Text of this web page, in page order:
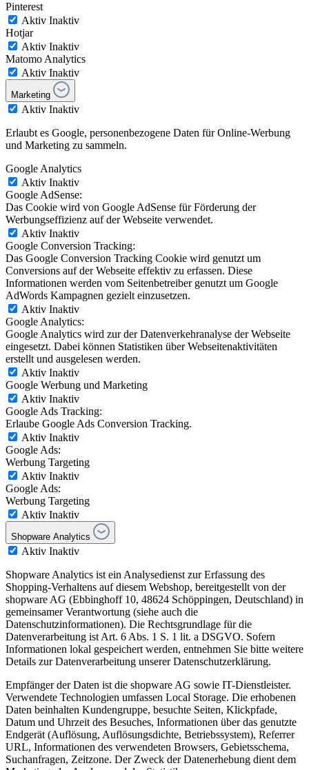
Pinterest
Aktiv Inaktiv
Hotjar
Aktiv Inaktiv
Matomo Analytics
Aktiv Inaktiv
Marketing
Aktiv Inaktiv
Erlaubt es Google, personenbezogene Daten für Online-Werbung
und Marketing zu sammeln.
Google Analytics
Aktiv Inaktiv
Google AdSense:
Das Cookie wird von Google AdSense für Förderung der
Werbungseffizienz auf der Webseite verwendet.
Aktiv Inaktiv
Google Conversion Tracking:
Das Google Conversion Tracking Cookie wird genutzt um
Conversions auf der Webseite effektiv zu erfassen. Diese
Informationen werden vom Seitenbetreiber genutzt um Google
AdWords Kampagnen gezielt einzusetzen.
Aktiv Inaktiv
Google Analytics:
Google Analytics wird zur der Datenverkehranalyse der Webseite
eingesetzt. Dabei können Statistiken über Webseitenaktivitäten
erstellt und ausgelesen werden.
Aktiv Inaktiv
Google Werbung und Marketing
Aktiv Inaktiv
Google Ads Tracking:
Erlaube Google Ads Conversion Tracking.
Aktiv Inaktiv
Google Ads:
Werbung Targeting
Aktiv Inaktiv
Google Ads:
Werbung Targeting
Aktiv Inaktiv
Shopware Analytics
Aktiv Inaktiv
Shopware Analytics ist ein Analysedienst zur Erfassung des
Shopping-Verhaltens auf diesem Webshop, bereitgestellt von der
shopware AG (Ebbinghoff 10, 48624 Schöppingen, Deutschland) in
gemeinsamer Verantwortung (siehe auch die
Datenschutzinformationen). Die Rechtsgrundlage für die
Datenverarbeitung ist Art. 6 Abs. 1 S. 1 lit. a DSGVO. Sofern
Informationen lokal gespeichert werden, entnehmen Sie bitte weitere
Details zur Datenverarbeitung unserer Datenschutzerklärung.
Empfänger der Daten ist die shopware AG sowie IT-Dienstleister.
Verwendete Technologien umfassen Local Storage. Die erhobenen
Daten beinhalten Kundengruppe, besuchte Seiten, Klickpfade,
Datum und Uhrzeit des Besuches, Informationen über das genutzte
Endgerät (Auflösung, Auflösungsdichte, Betriebssystem), Referrer
URL, Informationen des verwendeten Browsers, Gebietsschema,
Suchanfragen, Zeitzone. Der Zweck der Datenerhebung dient dem